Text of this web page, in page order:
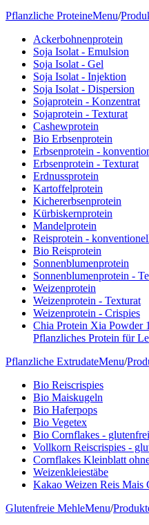
Pflanzliche ProteineMenu/
Ackerbohnenprotein
Soja Isolat - Emulsion
Soja Isolat - Gel
Soja Isolat - Injektion
Soja Isolat - Dispersion
Sojaprotein - Konzentrat
Sojaprotein - Texturat
Cashewprotein
Bio Erbsenprotein
Erbsenprotein -
Erbsenprotein - Texturat
Erdnussprotein
Kartoffelprotein
Kichererbsenprotein
Kürbiskernprotein
Mandelprotein
Reisprotein -
Bio Reisprotein
Sonnenblumenprotein
Sonnenblumenprotein -
Weizenprotein
Weizenprotein - Texturat
Weizenprotein - Crispies
Chia Protein Xia
Pflanzliches Protein für
Pflanzliche ExtrudateMenu/
Bio Reiscrispies
Bio Maiskugeln
Bio Haferpops
Bio Vegetex
Bio Cornflakes - glutenfrei
Vollkorn Reiscrispies -
Cornflakes Kleinblatt
Weizenkleiestäbe
Kakao Weizen Reis Mais
Glutenfreie MehleMenu/